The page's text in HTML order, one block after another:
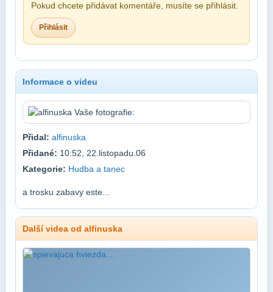
Pokud chcete přidávat komentáře, musíte se přihlásit.
Přihlásit
Informace o videu
Přidal: alfinuska
Přidané: 10:52, 22.listopadu.06
Kategorie: Hudba a tanec
a trosku zabavy este...
Další videa od alfinuska